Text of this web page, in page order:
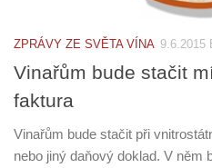
ZPRÁVY ZE SVĚTA VÍNA 9.6.2015
Vinařům bude stačit
faktura
Vinařům bude stačit při
nebo jiný daňový doklad. V něm